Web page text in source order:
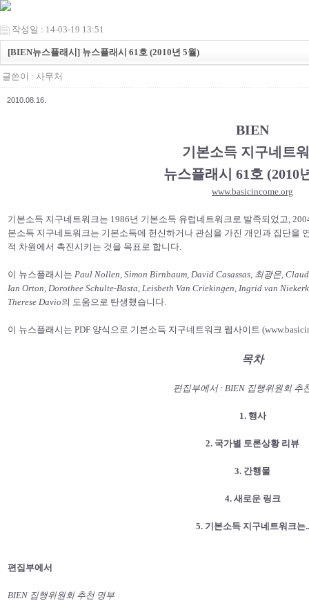
작성일 : 14-03-19 13:51
[BIEN뉴스플래시] 뉴스플래시 61호 (2010년 5월)
글쓴이 : 사무처
2010.08.16.
BIEN
기본소득 지구네트
뉴스플래시 61호 (2010
www.basicincome.org
기본소득 지구네트워크는 1986년 기본소득 유럽네트워크로 발족되었고,
본소득 지구네트워크는 기본소득에 헌신하거나 관심을 가진 개인과 집단을
적 차원에서 촉진시키는 것을 목표로 합니다.
이 뉴스플래시는 Paul Nollen, Simon Birnbaum, David Casassas, 최광은,
Ian Orton, Dorothee Schulte-Basta, Leisbeth Van Criekingen, Ingrid van
Therese Davio의 도움으로 탄생했습니다.
이 뉴스플래시는 PDF 양식으로 기본소득 지구네트워크 웹사이트
목차
편집부에서 : BIEN 집행위원회 추
1. 행사
2. 국가별 토론상황 리뷰
3. 간행물
4. 새로운 링크
5. 기본소득 지구네트워크는..
편집부에서
BIEN 집행위원회 추천 명부